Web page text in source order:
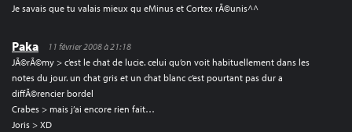
Je savais que tu valais mieux qu eMinus et Cortex rÃ©unis^^
Paka
11 février 2008 à 21:18
JÃ©rÃ©my > c’est le chat de lucie. celui qu’on voit habituellement dans les
notes du jour. un chat gris et un chat blanc c’est pourtant pas dur a
diffÃ©rencier bordel
Crabes > mais j’ai encore rien fait…
Joris > XD